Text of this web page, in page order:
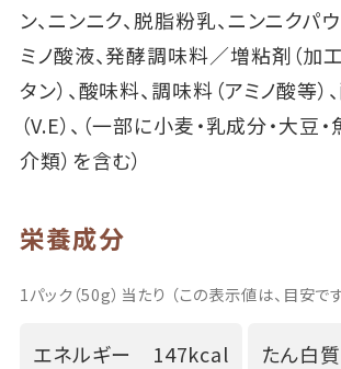
ン、ニンニク、脱脂粉乳、ニンニクパ
ミノ酸液、発酵調味料／増粘剤（加
タン）、酸味料、調味料（アミノ酸等
（V.E）、（一部に小麦・乳成分・大豆
介類）を含む）
栄養成分
1パック（50g）当たり （この表示値は、目安です
エネルギー 147kcal たん白質